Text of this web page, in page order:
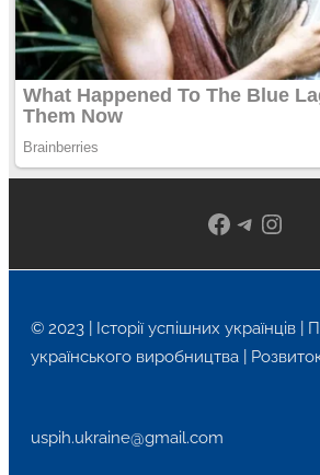
Facebook
© 2023 | Історії успішних українців |
українського виробництва |
uspih.ukraine@gmail.com